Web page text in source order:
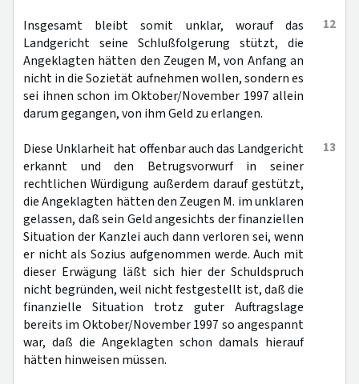
12
Insgesamt bleibt somit unklar, worauf das
Landgericht seine Schlußfolgerung stützt, die
Angeklagten hätten den Zeugen M, von Anfang an
nicht in die Sozietät aufnehmen wollen, sondern es
sei ihnen schon im Oktober/November 1997 allein
darum gegangen, von ihm Geld zu erlangen.
13
Diese Unklarheit hat offenbar auch das Landgericht
erkannt und den Betrugsvorwurf in seiner
rechtlichen Würdigung außerdem darauf gestützt,
die Angeklagten hätten den Zeugen M. im unklaren
gelassen, daß sein Geld angesichts der finanziellen
Situation der Kanzlei auch dann verloren sei, wenn
er nicht als Sozius aufgenommen werde. Auch mit
dieser Erwägung läßt sich hier der Schuldspruch
nicht begründen, weil nicht festgestellt ist, daß die
finanzielle Situation trotz guter Auftragslage
bereits im Oktober/November 1997 so angespannt
war, daß die Angeklagten schon damals hierauf
hätten hinweisen müssen.